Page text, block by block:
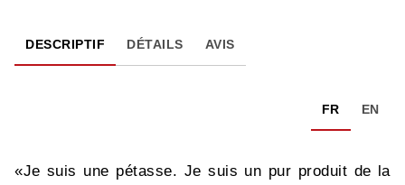
DESCRIPTIF DÉTAILS AVIS
FR EN
«Je suis une pétasse. Je suis un pur produit de la